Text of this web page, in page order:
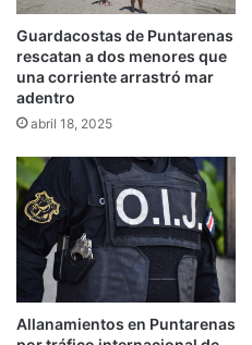
Guardacostas de Puntarenas
rescatan a dos menores que
una corriente arrastró mar
adentro
abril 18, 2025
Allanamientos en Puntarenas